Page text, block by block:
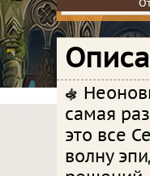
самая
это все
волну